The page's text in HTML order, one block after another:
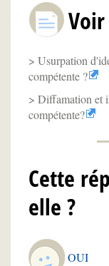
Usurpation
compétente ?
Diffamation et
compétente?
Cette
elle ?
OUI